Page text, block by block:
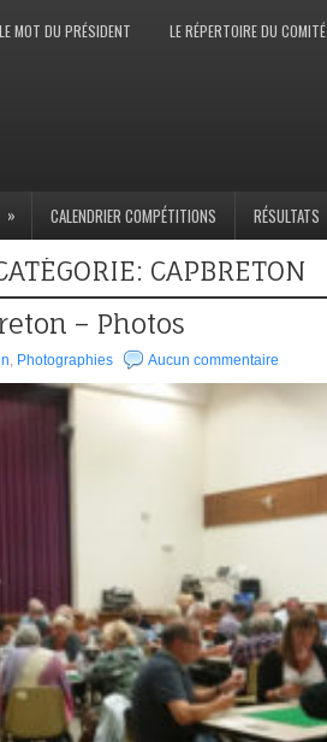
LE MOT DU PRÉSIDENT LE RÉPERTOIRE DU COMITÉ
» CALENDRIER COMPÉTITIONS RÉSULTATS
CAPBRETON
– Photos
, Photographies Aucun commentaire